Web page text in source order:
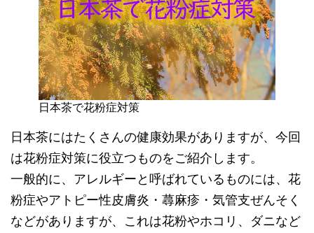
日本茶で花粉症対策
日本茶にはたくさんの健康効果がありますが、今回
は花粉症対策に役立つものをご紹介します。
一般的に、アレルギーと呼ばれているものには、花
粉症やアトピー性皮膚炎・蕁麻疹・気管支ぜんそく
などがありますが、これは花粉やホコリ、ダニなど